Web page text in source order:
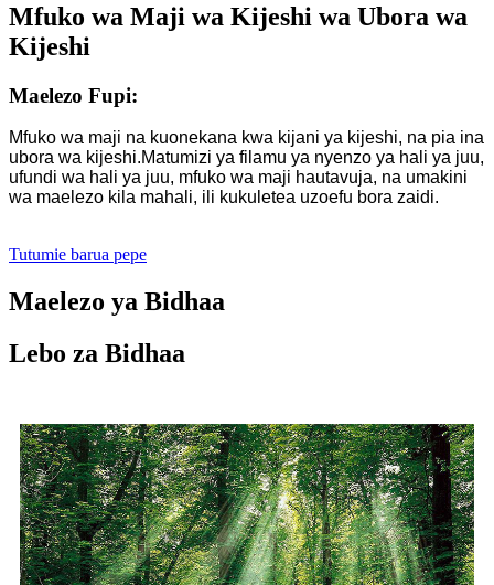
Mfuko wa Maji wa Kijeshi wa Ubora wa
Kijeshi
Maelezo Fupi:
Mfuko wa maji na kuonekana kwa kijani ya kijeshi, na pia ina
ubora wa kijeshi.Matumizi ya filamu ya nyenzo ya hali ya juu,
ufundi wa hali ya juu, mfuko wa maji hautavuja, na umakini
wa maelezo kila mahali, ili kukuletea uzoefu bora zaidi.
Tutumie barua pepe
Maelezo ya Bidhaa
Lebo za Bidhaa